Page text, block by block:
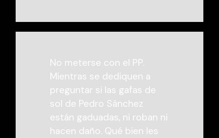
No meterse con el PP.
Mientras se dediquen a
preguntar si las gafas de
sol de Pedro Sánchez
están gaduadas, ni roban ni
hacen daño. Qué bien les